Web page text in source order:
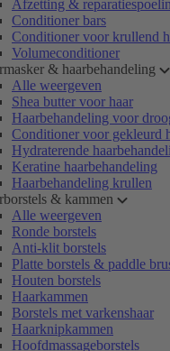
Afzetting &
Conditioner bars
Conditioner voor krullend
Volumeconditioner
& haarbehandeling
Alle weergeven
Shea butter voor haar
Haarbehandeling voor
Conditioner voor gekleurd
Hydraterende
Keratine haarbehandeling
Haarbehandeling krullen
& kammen
Alle weergeven
Ronde borstels
Anti-klit borstels
Platte borstels & paddle
Houten borstels
Haarkammen
Borstels met varkenshaar
Haarknipkammen
Hoofdmassageborstels